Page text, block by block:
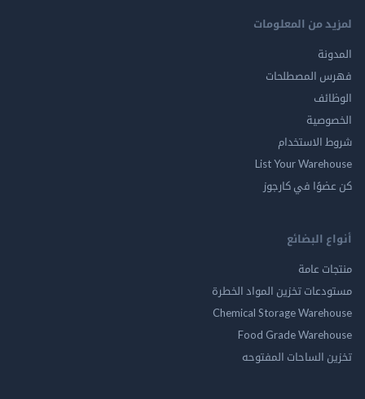
لمزيد من المعلومات
المدونة
فهرس المصطلحات
الوظائف
الخصوصية
شروط الاستخدام
List Your Warehouse
كن عضوًا في كارجوز
أنواع البضائع
منتجات عامة
مستودعات تخزين المواد الخطرة
Chemical Storage Warehouse
Food Grade Warehouse
تخزين الساحات المفتوحه